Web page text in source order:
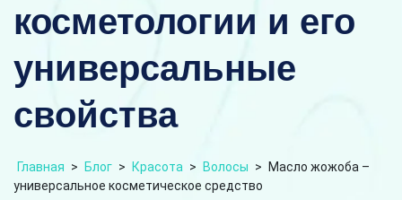
косметологии и его
универсальные
свойства
Главная > Блог > Красота > Волосы >
Масло жожоба –
универсальное косметическое средство